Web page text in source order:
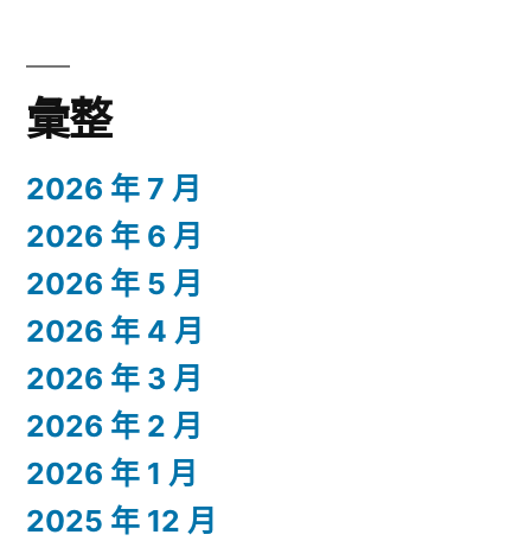
彙整
2026 年 7 月
2026 年 6 月
2026 年 5 月
2026 年 4 月
2026 年 3 月
2026 年 2 月
2026 年 1 月
2025 年 12 月